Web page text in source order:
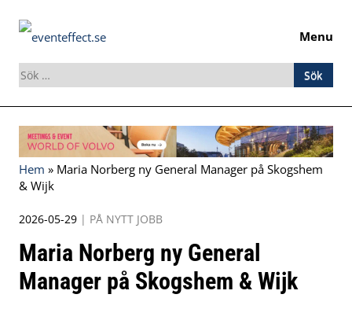
Menu
Sök
efter:
Skip
to
content
Hem » Maria Norberg ny General Manager på Skogshem
& Wijk
2026-05-29 | PÅ NYTT JOBB
Maria Norberg ny General
Manager på Skogshem & Wijk